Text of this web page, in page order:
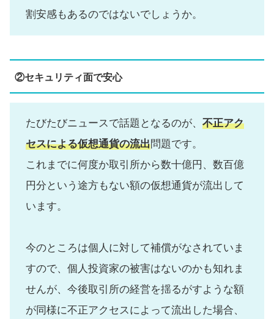
割安感もあるのではないでしょうか。
②セキュリティ面で安心
たびたびニュースで話題となるのが、 不正アク
セスによる仮想通貨の流出問題です。
これまでに何度か取引所から数十億円、数百億
円分という途方もない額の仮想通貨が流出して
います。
今のところは個人に対して補償がなされていま
すので、個人投資家の被害はないのかも知れま
せんが、今後取引所の経営を揺るがすような額
が同様に不正アクセスによって流出した場合、